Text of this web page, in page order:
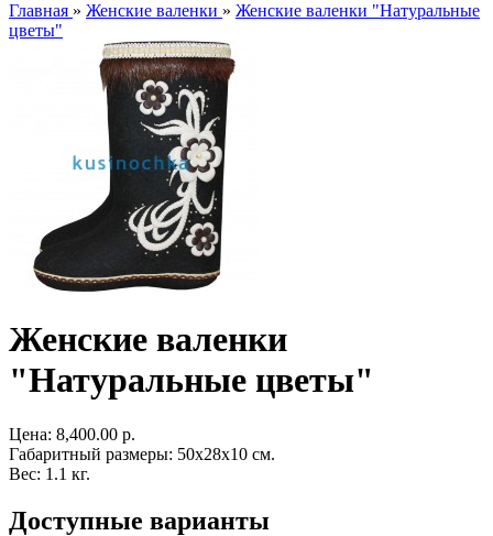
Главная » Женские валенки » Женские валенки "Натуральные
цветы"
Женские валенки
"Натуральные цветы"
Цена: 8,400.00 р.
Габаритный размеры: 50x28x10 см.
Вес: 1.1 кг.
Доступные варианты